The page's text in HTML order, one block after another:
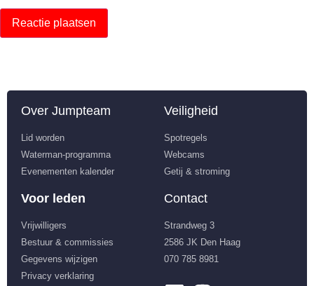
Over Jumpteam
Lid worden
Waterman-programma
Evenementen kalender
Veiligheid
Spotregels
Webcams
Getij & stroming
Voor leden
Vrijwilligers
Bestuur & commissies
Gegevens wijzigen
Privacy verklaring
Contact
Strandweg 3
2586 JK Den Haag
070 785 8981